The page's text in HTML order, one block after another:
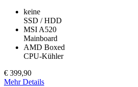
keine
SSD / HDD
MSI A520
Mainboard
AMD Boxed
CPU-Kühler
€ 399,90
Mehr Details